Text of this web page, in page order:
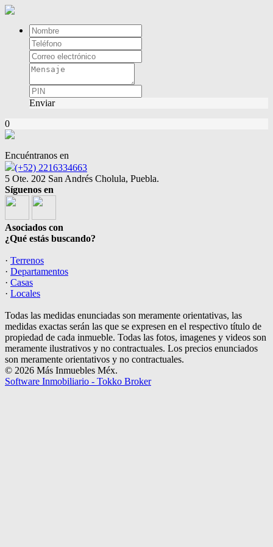
Enviar
0
Encuéntranos en
(+52) 2216334663
5 Ote. 202 San Andrés Cholula, Puebla.
Síguenos en
Asociados con
¿Qué estás buscando?
· Terrenos
· Departamentos
· Casas
· Locales
Todas las medidas enunciadas son meramente orientativas, las
medidas exactas serán las que se expresen en el respectivo título de
propiedad de cada inmueble. Todas las fotos, imagenes y videos son
meramente ilustrativos y no contractuales. Los precios enunciados
son meramente orientativos y no contractuales.
© 2026 Más Inmuebles Méx.
Software Inmobiliario - Tokko Broker